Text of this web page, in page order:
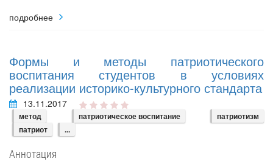
подробнее
Формы и методы патриотического
воспитания студентов в условиях
реализации историко-культурного стандарта
13.11.2017
метод патриотическое воспитание
патриотизм
патриот
...
Аннотация